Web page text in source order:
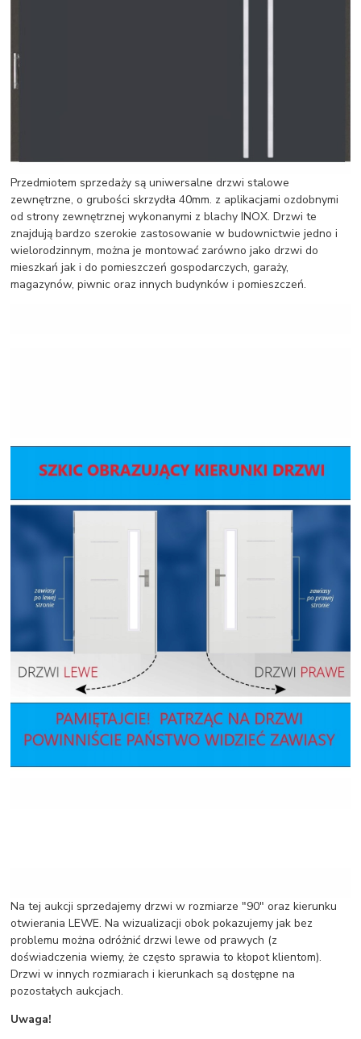
Przedmiotem sprzedaży są uniwersalne drzwi stalowe
zewnętrzne, o grubości skrzydła 40mm. z aplikacjami ozdobnymi
od strony zewnętrznej wykonanymi z blachy INOX. Drzwi te
znajdują bardzo szerokie zastosowanie w budownictwie jedno i
wielorodzinnym, można je montować zarówno jako drzwi do
mieszkań jak i do pomieszczeń gospodarczych, garaży,
magazynów, piwnic oraz innych budynków i pomieszczeń.
Na tej aukcji sprzedajemy drzwi w rozmiarze "90" oraz kierunku
otwierania LEWE. Na wizualizacji obok pokazujemy jak bez
problemu można odróżnić drzwi lewe od prawych (z
doświadczenia wiemy, że często sprawia to kłopot klientom).
Drzwi w innych rozmiarach i kierunkach są dostępne na
pozostałych aukcjach.
Uwaga!